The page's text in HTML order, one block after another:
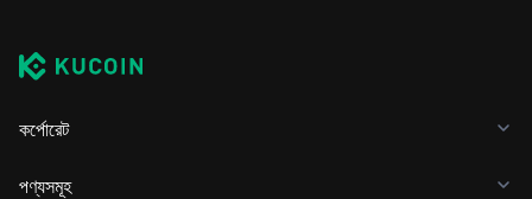
কর্পোরেট
পণ্যসমূহ